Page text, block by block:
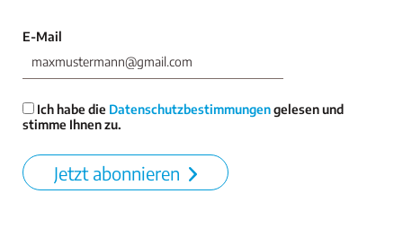
E-Mail
Ich habe die Datenschutzbestimmungengelesen und
stimme Ihnen zu.
Jetzt abonnieren